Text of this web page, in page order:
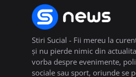
Stiri Sucial - Fii mereu la
și nu pierde nimic din
vorba despre evenimente,
sociale sau sport, oriunde se